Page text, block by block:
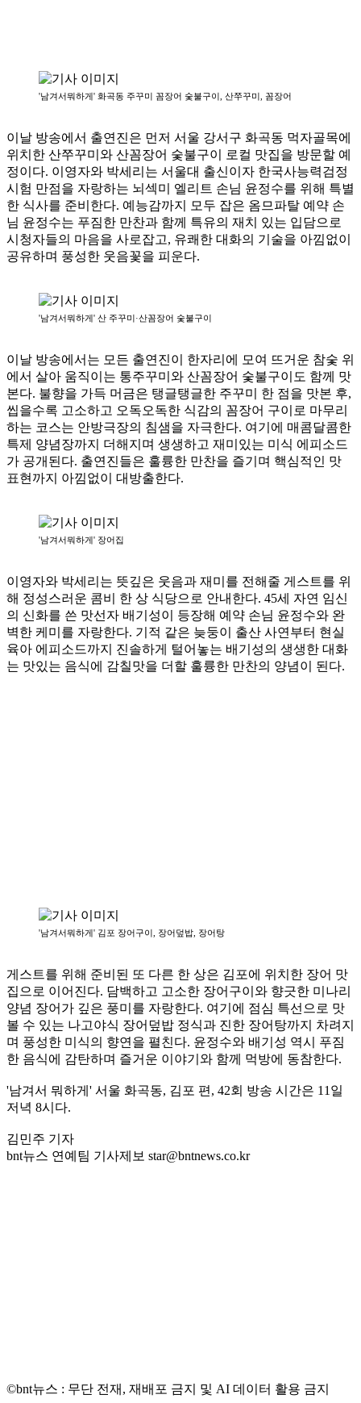
'남겨서뭐하게' 화곡동 주꾸미 꼼장어 숯불구이, 산쭈꾸미, 꼼장어
이날 방송에서 출연진은 먼저 서울 강서구 화곡동 먹자골목에
위치한 산쭈꾸미와 산꼼장어 숯불구이 로컬 맛집을 방문할 예
정이다. 이영자와 박세리는 서울대 출신이자 한국사능력검정
시험 만점을 자랑하는 뇌섹미 엘리트 손님 윤정수를 위해 특별
한 식사를 준비한다. 예능감까지 모두 잡은 옴므파탈 예약 손
님 윤정수는 푸짐한 만찬과 함께 특유의 재치 있는 입담으로
시청자들의 마음을 사로잡고, 유쾌한 대화의 기술을 아낌없이
공유하며 풍성한 웃음꽃을 피운다.
'남겨서뭐하게' 산 주꾸미·산꼼장어 숯불구이
이날 방송에서는 모든 출연진이 한자리에 모여 뜨거운 참숯 위
에서 살아 움직이는 통주꾸미와 산꼼장어 숯불구이도 함께 맛
본다. 불향을 가득 머금은 탱글탱글한 주꾸미 한 점을 맛본 후,
씹을수록 고소하고 오독오독한 식감의 꼼장어 구이로 마무리
하는 코스는 안방극장의 침샘을 자극한다. 여기에 매콤달콤한
특제 양념장까지 더해지며 생생하고 재미있는 미식 에피소드
가 공개된다. 출연진들은 훌륭한 만찬을 즐기며 핵심적인 맛
표현까지 아낌없이 대방출한다.
'남겨서뭐하게' 장어집
이영자와 박세리는 뜻깊은 웃음과 재미를 전해줄 게스트를 위
해 정성스러운 콤비 한 상 식당으로 안내한다. 45세 자연 임신
의 신화를 쓴 맛선자 배기성이 등장해 예약 손님 윤정수와 완
벽한 케미를 자랑한다. 기적 같은 늦둥이 출산 사연부터 현실
육아 에피소드까지 진솔하게 털어놓는 배기성의 생생한 대화
는 맛있는 음식에 감칠맛을 더할 훌륭한 만찬의 양념이 된다.
'남겨서뭐하게' 김포 장어구이, 장어덮밥, 장어탕
게스트를 위해 준비된 또 다른 한 상은 김포에 위치한 장어 맛
집으로 이어진다. 담백하고 고소한 장어구이와 향긋한 미나리
양념 장어가 깊은 풍미를 자랑한다. 여기에 점심 특선으로 맛
볼 수 있는 나고야식 장어덮밥 정식과 진한 장어탕까지 차려지
며 풍성한 미식의 향연을 펼친다. 윤정수와 배기성 역시 푸짐
한 음식에 감탄하며 즐거운 이야기와 함께 먹방에 동참한다.
'남겨서 뭐하게' 서울 화곡동, 김포 편, 42회 방송 시간은 11일
저녁 8시다.
김민주 기자
bnt뉴스 연예팀 기사제보 star@bntnews.co.kr
©bnt뉴스 : 무단 전재, 재배포 금지 및 AI 데이터 활용 금지